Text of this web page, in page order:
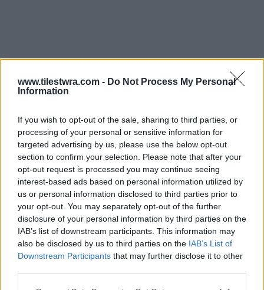
www.tilestwra.com - Do Not Process My Personal
Information
If you wish to opt-out of the sale, sharing to third parties, or
processing of your personal or sensitive information for
targeted advertising by us, please use the below opt-out
section to confirm your selection. Please note that after your
opt-out request is processed you may continue seeing
interest-based ads based on personal information utilized by
us or personal information disclosed to third parties prior to
your opt-out. You may separately opt-out of the further
disclosure of your personal information by third parties on the
IAB’s list of downstream participants. This information may
also be disclosed by us to third parties on the IAB’s List of
Downstream Participants that may further disclose it to other
Είχε τιμηθεί με όλα τα προβλεπόμενα
στρατιωτικά μετάλλια και παράσημα του